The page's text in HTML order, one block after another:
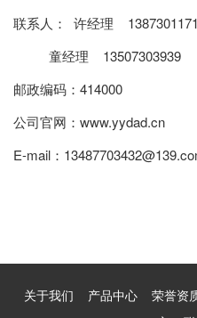
联系人： 许经理
童经理 13507303939
邮政编码：414000
公司官网：www.yydad.cn
E-mail：
关于我们 产品中心 荣誉资